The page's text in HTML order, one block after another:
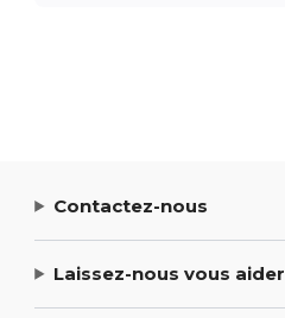
Contactez-nous
Laissez-nous vous aider